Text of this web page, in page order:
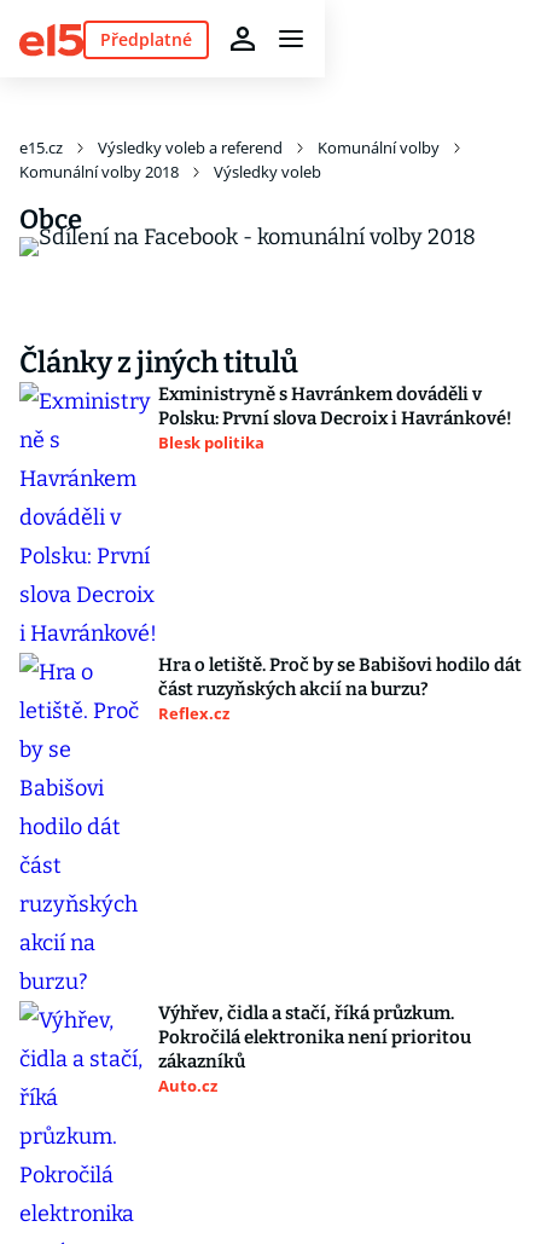
Předplatné
e15.cz Výsledky voleb a referend
Komunální volby
Komunální volby 2018
Výsledky voleb
Obce
Články z jiných titulů
Exministryně s Havránkem dováděli v
Polsku: První slova Decroix i Havránkové!
Blesk politika
Hra o letiště. Proč by se Babišovi hodilo dát
část ruzyňských akcií na burzu?
Reflex.cz
Výhřev, čidla a stačí, říká průzkum.
Pokročilá elektronika není prioritou
zákazníků
Auto.cz